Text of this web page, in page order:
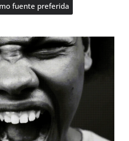
fuente preferida